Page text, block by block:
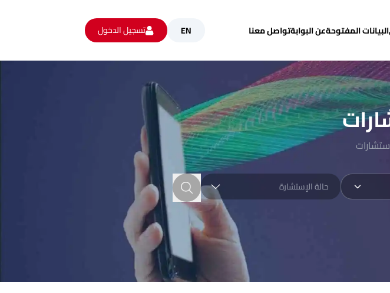
البيانات المفتوحةعن البوابةتواصل معنا EN تسجيل الدخول